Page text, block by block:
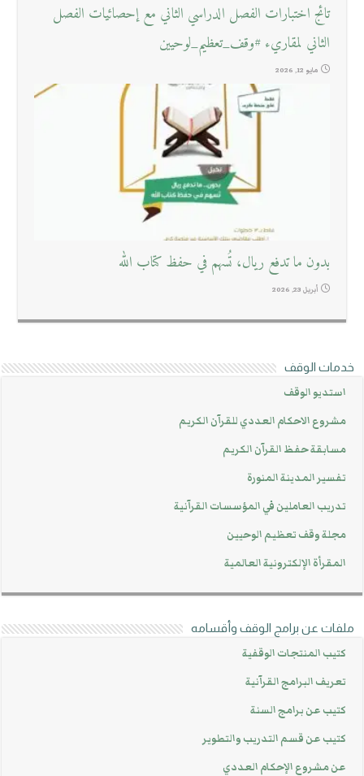
تائج اختبارات الفصل الدراسي الثاني مع إحصائيات الفصل
الثاني لمقاريء #وقف_تعظيم_لوحيين
مايو 12, 2026
بدون ما تدفع ريال، تُسهم في حفظ كتاب الله
أبريل 23, 2026
خدمات الوقف
استديو الوقف
مشروع الاحكام العددي للقرآن الكريم
مسابقة حفظ القرآن الكريم
تفسير المدينة المنورة
تدريب العاملين في المؤسسات القرآنية
مجلة وقف تعظيم الوحيين
المقرأة الإلكترونية العالمية
ملفات عن برامج الوقف وأقسامه
كتيب المنتجات الوقفية
تعريف البرامج القرآنية
كتيب عن برامج السنة
كتيب عن قسم التدريب والتطوير
عن مشروع الإحكام العددي